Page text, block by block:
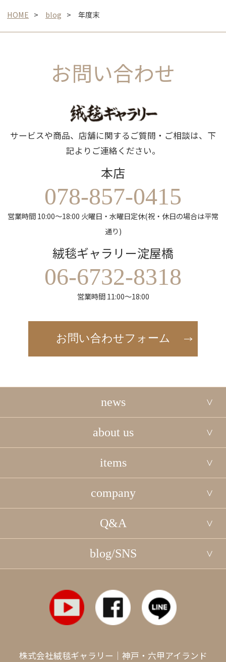
HOME blog 年度末
お問い合わせ
サービスや商品、店舗に関するご質問・ご相談は、下
記よりご連絡ください。
本店
078-857-0415
営業時間 10:00～18:00 火曜日・水曜日定休(祝・休日の場合は平常
通り)
絨毯ギャラリー淀屋橋
06-6732-8318
営業時間 11:00～18:00
お問い合わせフォーム
news
about us
items
company
Q&A
blog/SNS
株式会社絨毯ギャラリー｜神戸・六甲アイランド